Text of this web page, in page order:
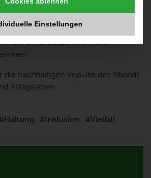
von Diskriminierung zu
zeigen und uns aktiv einzusetzen –
mit unseren Adressatinnen, aber auch
Unterstützerinnen und
die nachhaltigen Impulse des Abends
Alltagsleben.
Haltung Inklusion Vielfalt
Einstellungen